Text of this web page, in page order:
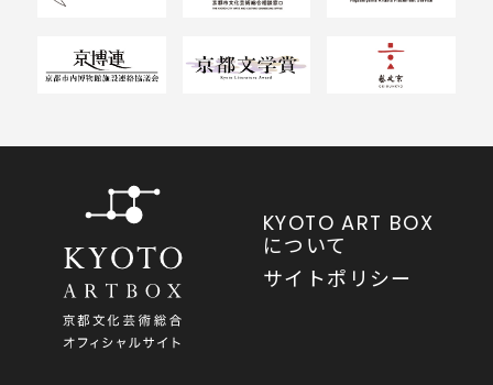
KYOTO ART BOX
について
サイトポリシー